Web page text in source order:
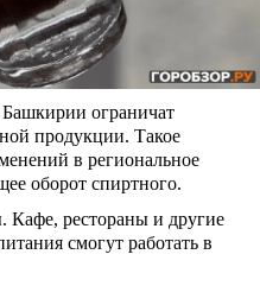
ограничат
продукции. Такое
в региональное
оборот спиртного.
Кафе, рестораны и другие
смогут работать в